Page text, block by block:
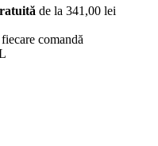
de la 341,00 lei
comandă